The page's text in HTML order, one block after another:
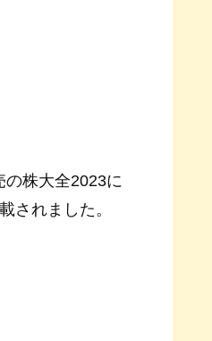
の株大全2023に
されました。